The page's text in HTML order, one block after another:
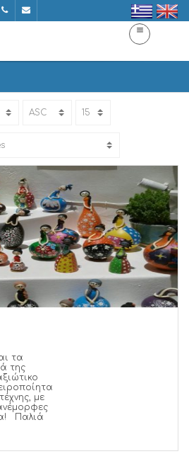
τα
της
με
Παλιά